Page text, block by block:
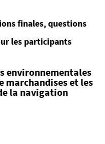
finales, questions
les participants
environnementales
et les
la navigation